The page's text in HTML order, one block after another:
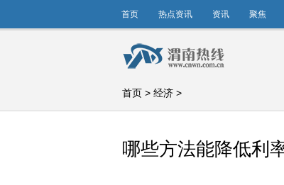
首页 热点资讯 资讯 聚焦
首页 > 经济 >
哪些方法能降低利